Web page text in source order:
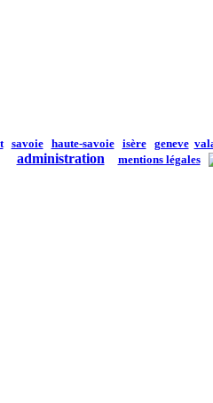
savoie haute-savoie isère geneve
administration mentions légales